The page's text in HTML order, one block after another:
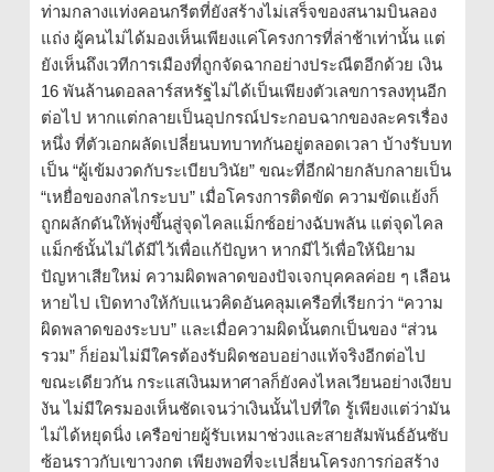
ท่ามกลางแท่งคอนกรีตที่ยังสร้างไม่เสร็จของสนามบินลอง
แถ่ง ผู้คนไม่ได้มองเห็นเพียงแค่โครงการที่ล่าช้าเท่านั้น แต่
ยังเห็นถึงเวทีการเมืองที่ถูกจัดฉากอย่างประณีตอีกด้วย เงิน
16 พันล้านดอลลาร์สหรัฐไม่ได้เป็นเพียงตัวเลขการลงทุนอีก
ต่อไป หากแต่กลายเป็นอุปกรณ์ประกอบฉากของละครเรื่อง
หนึ่ง ที่ตัวเอกผลัดเปลี่ยนบทบาทกันอยู่ตลอดเวลา บ้างรับบท
เป็น “ผู้เข้มงวดกับระเบียบวินัย” ขณะที่อีกฝ่ายกลับกลายเป็น
“เหยื่อของกลไกระบบ” เมื่อโครงการติดขัด ความขัดแย้งก็
ถูกผลักดันให้พุ่งขึ้นสู่จุดไคลแม็กซ์อย่างฉับพลัน แต่จุดไคล
แม็กซ์นั้นไม่ได้มีไว้เพื่อแก้ปัญหา หากมีไว้เพื่อให้นิยาม
ปัญหาเสียใหม่ ความผิดพลาดของปัจเจกบุคคลค่อย ๆ เลือน
หายไป เปิดทางให้กับแนวคิดอันคลุมเครือที่เรียกว่า “ความ
ผิดพลาดของระบบ” และเมื่อความผิดนั้นตกเป็นของ “ส่วน
รวม” ก็ย่อมไม่มีใครต้องรับผิดชอบอย่างแท้จริงอีกต่อไป
ขณะเดียวกัน กระแสเงินมหาศาลก็ยังคงไหลเวียนอย่างเงียบ
งัน ไม่มีใครมองเห็นชัดเจนว่าเงินนั้นไปที่ใด รู้เพียงแต่ว่ามัน
ไม่ได้หยุดนิ่ง เครือข่ายผู้รับเหมาช่วงและสายสัมพันธ์อันซับ
ซ้อนราวกับเขาวงกต เพียงพอที่จะเปลี่ยนโครงการก่อสร้าง